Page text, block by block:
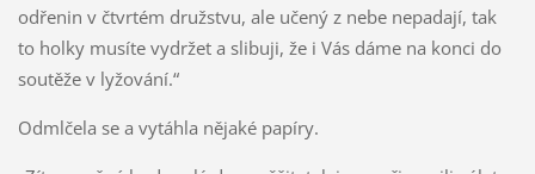
odřenin v čtvrtém družstvu, ale učený z nebe nepadají, tak
to holky musíte vydržet a slibuji, že i Vás dáme na konci do
soutěže v lyžování.“
Odmlčela se a vytáhla nějaké papíry.